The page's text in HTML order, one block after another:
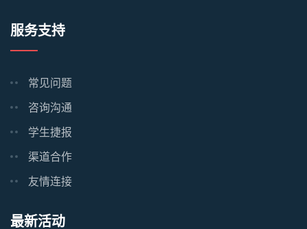
服务支持
常见问题
咨询沟通
学生捷报
渠道合作
友情连接
最新活动